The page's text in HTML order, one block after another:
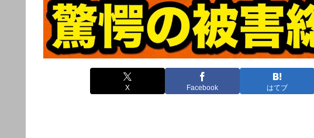
X Facebook はてブ